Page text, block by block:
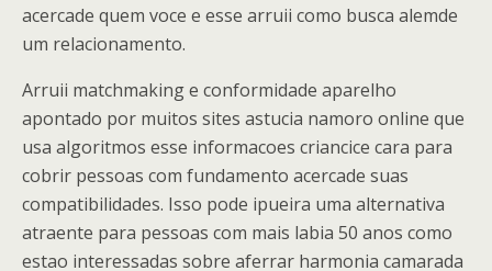
acercade quem voce e esse arruii como busca alemde
um relacionamento.
Arruii matchmaking e conformidade aparelho
apontado por muitos sites astucia namoro online que
usa algoritmos esse informacoes criancice cara para
cobrir pessoas com fundamento acercade suas
compatibilidades. Isso pode ipueira uma alternativa
atraente para pessoas com mais labia 50 anos como
estao interessadas sobre aferrar harmonia camarada